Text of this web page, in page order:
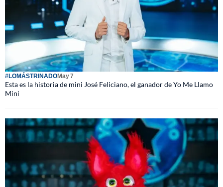
#LOMÁSTRINADOMay 7
Esta es la historia de mini José Feliciano, el ganador de Yo Me Llamo
Mini